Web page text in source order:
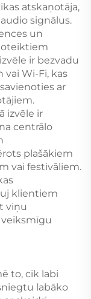
atskaņotāja,
signālus.
un
ir bezvadu
Wi-Fi, kas
ar
izvēle ir
centrālo
plašākiem
vai festivāliem.
klientiem
viņu
to, cik labi
labāko